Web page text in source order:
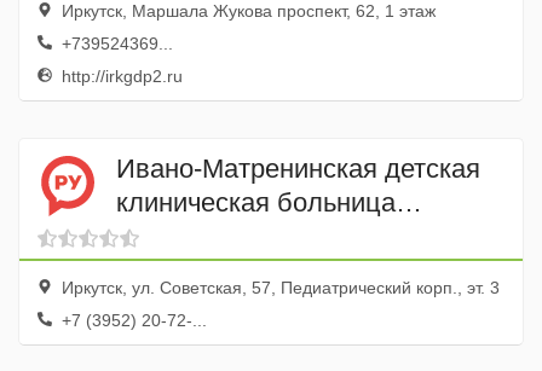
Иркутск, Маршала Жукова проспект, 62, 1 этаж
+739524369...
http://irkgdp2.ru
Ивано-Матренинская детская
клиническая больница
Урологическое отделение
Иркутск, ул. Советская, 57, Педиатрический корп., эт. 3
+7 (3952) 20-72-...